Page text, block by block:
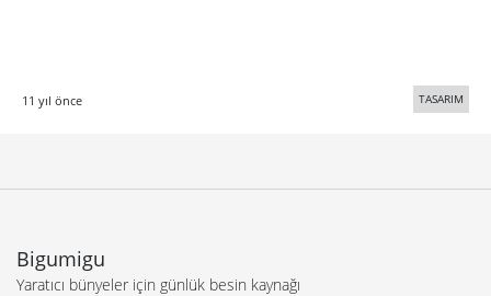
11 yıl önce TASARIM
Bigumigu
Yaratıcı bünyeler için günlük besin kaynağı